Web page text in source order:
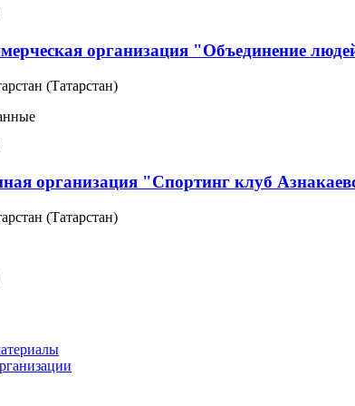
организация "Объединение
(Татарстан)
организация "Спортинг клуб
(Татарстан)